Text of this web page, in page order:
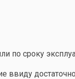
по сроку
ввиду